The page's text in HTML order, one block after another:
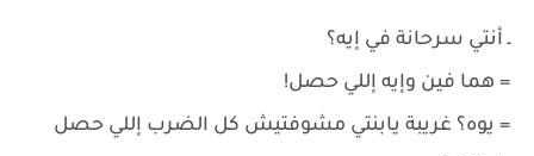
ـ أنتي سرحانة في إيه؟
= هما فين وإيه إللي حصل!
= يوه؟ غريبة يابنتي مشوفتيش كل الضرب إللي حصل